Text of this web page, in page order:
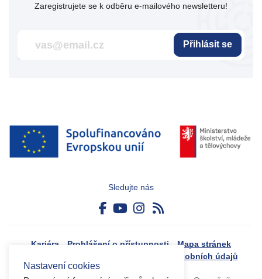
Zaregistrujete se k odběru e-mailového newsletteru!
Přihlásit se
Sledujte nás
Kariéra Prohlášení o přístupnosti
Mapa stránek
Zásady ochrany osobních údajů
Nastavení cookies